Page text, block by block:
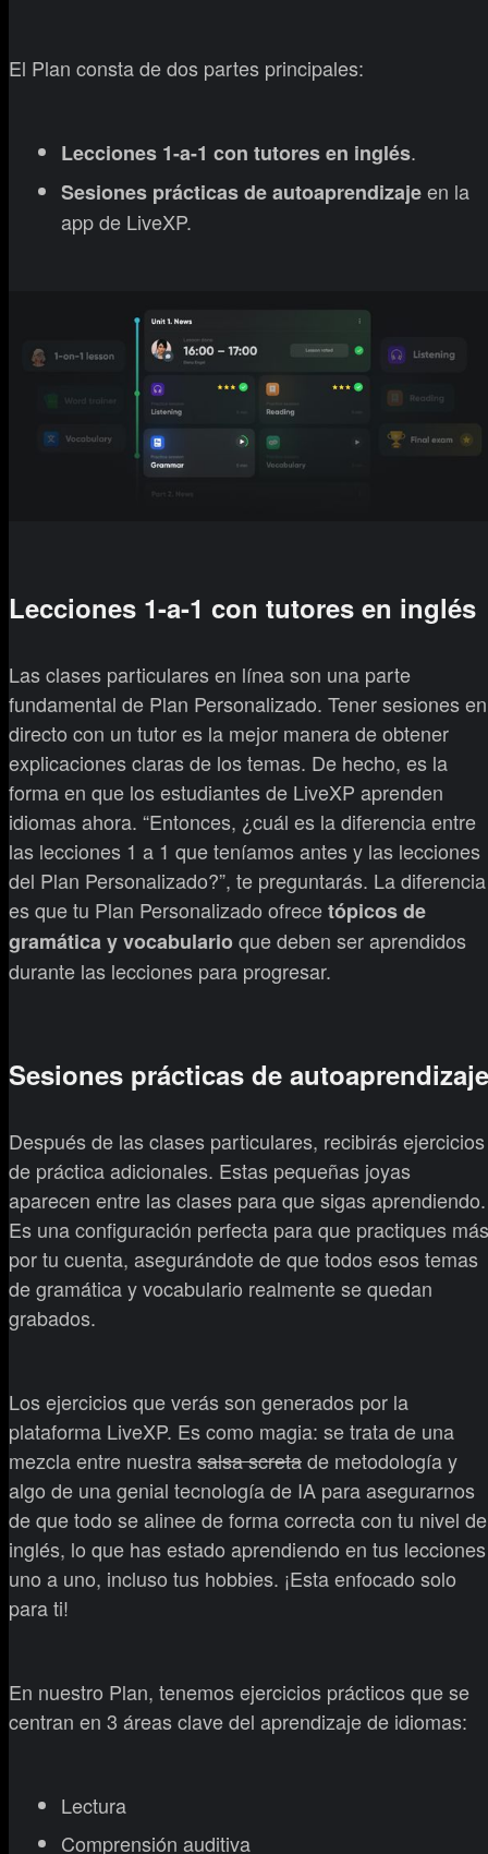
El Plan consta de dos partes principales:
Lecciones 1-a-1 con tutores en inglés.
Sesiones prácticas de autoaprendizajeen la
app de LiveXP.
Lecciones 1-a-1 con tutores en inglés
Las clases particulares en línea son una parte
fundamental de Plan Personalizado. Tener sesiones en
directo con un tutor es la mejor manera de obtener
explicaciones claras de los temas. De hecho, es la
forma en que los estudiantes de LiveXP aprenden
idiomas ahora. “Entonces, ¿cuál es la diferencia entre
las lecciones 1 a 1 que teníamos antes y las lecciones
del Plan Personalizado?”, te preguntarás. La diferencia
es que tu Plan Personalizado ofrecetópicos de
gramática y vocabularioque deben ser aprendidos
durante las lecciones para progresar.
Sesiones prácticas de autoaprendizaje
Después de las clases particulares, recibirás ejercicios
de práctica adicionales. Estas pequeñas joyas
aparecen entre las clases para que sigas aprendiendo.
Es una configuración perfecta para que practiques más
por tu cuenta, asegurándote de que todos esos temas
de gramática y vocabulario realmente se quedan
grabados.
Los ejercicios que verás son generados por la
plataforma LiveXP. Es como magia: se trata de una
mezcla entre nuestrasalsa scretade metodología y
algo de una genial tecnología de IA para asegurarnos
de que todo se alinee de forma correcta con tu nivel de
inglés, lo que has estado aprendiendo en tus lecciones
uno a uno, incluso tus hobbies. ¡Esta enfocado solo
para ti!
En nuestro Plan, tenemos ejercicios prácticos que se
centran en 3 áreas clave del aprendizaje de idiomas:
Lectura
Comprensión auditiva